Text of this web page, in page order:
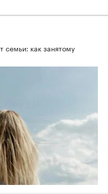
семьи: как занятому